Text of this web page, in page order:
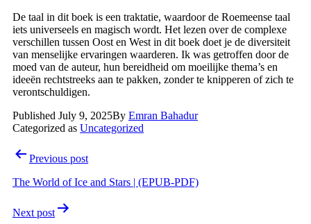
De taal in dit boek is een traktatie, waardoor de Roemeense taal
iets universeels en magisch wordt. Het lezen over de complexe
verschillen tussen Oost en West in dit boek doet je de diversiteit
van menselijke ervaringen waarderen. Ik was getroffen door de
moed van de auteur, hun bereidheid om moeilijke thema’s en
ideeën rechtstreeks aan te pakken, zonder te knipperen of zich te
verontschuldigen.
Published July 9, 2025By Emran Bahadur
Categorized as Uncategorized
Post
navigation
Previous post
The World of Ice and Stars | (EPUB-PDF)
Next post